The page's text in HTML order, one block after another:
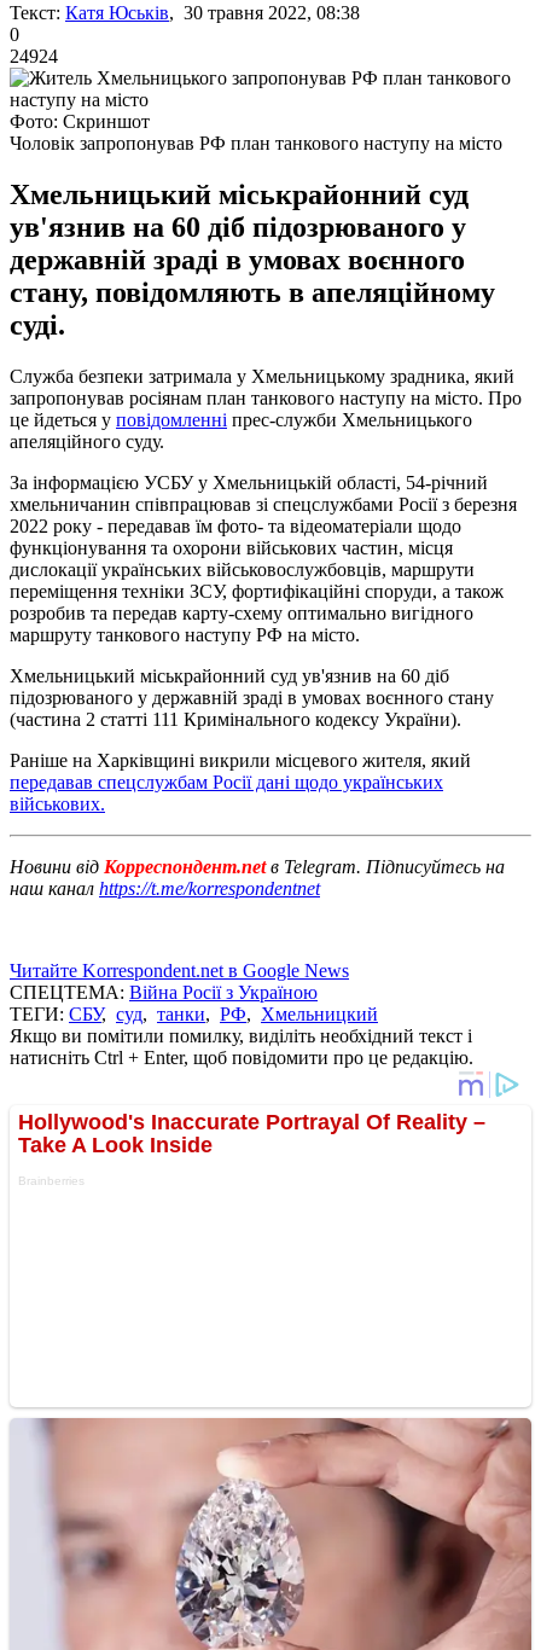
Текст: Катя Юськів, 30 травня 2022, 08:38
0
24924
Фото: Скриншот
Чоловік запропонував РФ план танкового наступу на місто
Хмельницький міськрайонний суд
ув'язнив на 60 діб підозрюваного у
державній зраді в умовах воєнного
стану, повідомляють в апеляційному
суді.
Служба безпеки затримала у Хмельницькому зрадника, який
запропонував росіянам план танкового наступу на місто. Про
це йдеться у повідомленні прес-служби Хмельницького
апеляційного суду.
За інформацією УСБУ у Хмельницькій області, 54-річний
хмельничанин співпрацював зі спецслужбами Росії з березня
2022 року - передавав їм фото- та відеоматеріали щодо
функціонування та охорони військових частин, місця
дислокації українських військовослужбовців, маршрути
переміщення техніки ЗСУ, фортифікаційні споруди, а також
розробив та передав карту-схему оптимально вигідного
маршруту танкового наступу РФ на місто.
Хмельницький міськрайонний суд ув'язнив на 60 діб
підозрюваного у державній зраді в умовах воєнного стану
(частина 2 статті 111 Кримінального кодексу України).
Раніше на Харківщині викрили місцевого жителя, який
передавав спецслужбам Росії дані щодо українських
військових.
Новини від Корреспондент.netв Telegram. Підписуйтесь на
наш канал https://t.me/korrespondentnet
Читайте Korrespondent.net в Google News
СПЕЦТЕМА: Війна Росії з Україною
ТЕГИ: СБУ, суд, танки, РФ, Хмельницкий
Якщо ви помітили помилку, виділіть необхідний текст і
натисніть Ctrl + Enter, щоб повідомити про це редакцію.